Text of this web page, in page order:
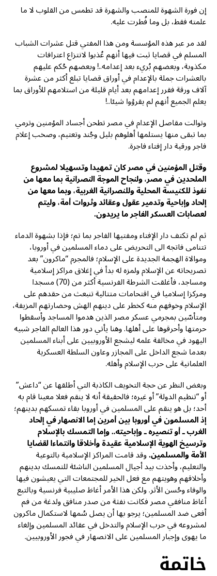
إن فورة الشهوة للمنصب والشهرة قد تطمس من القلوب لا ما
علمته فقط، بل وما فُطرت عليه.
لقد مر عبر هذه المؤسسة ومن هذا المفتي قتل عشرات الشباب
المسلم في قضايا ثبت فيها أنهم عُذبوا لانتزاع اعترافات
مكذوبة، وبعضهم بُريء بعد إعدامه..! وبعضهم حُكم عليهم
بالعشرات جملة بالإعدام في أوراق قضايا تبلغ أكثر من عشرة
آلاف ورقة فقرر إعدامهم بعد أيام قليلة من استلامهم للأوراق بما
يعلم الجميع أنهم لم يقرؤوا شيئا..!
وتوالت مقاصل الإعدام في مصر تطحن أجساد المؤمنين وترمي
بما تبقى منها يستلمها أهلوهم بليل وجُند وتعتيم، وصخب إعلام
فاجر ورقية دار إفتاء فاجرة.
وقتل المؤمنين في مصر كان تمهيدا وتسهيلا لمشروع
الملحدين في مصر، ولنجاح الموجة النصرانية بما معها من
نفوذ للكنيسة المحلية وللنصرانية الغربية، وبما معها من
إلحاد وإباحية وتدمير عقول وعقائد وثروات أمة، وليتم
لعصابات العسكر الفاجر ما يريدون.
ثم لم تكتف دار الإفتاء ومفتيها الفاجر بما تم؛ فإذا بشهوة الدماء
تتنامى فاتجه الى التحريض على دماء المسلمين في أوروبا،
وموالاة الهجمة الجديدة على الإسلام؛ فالمجرم “ماكرون” بعد
تصريحاته عن الإسلام ولمزه له بدأ في إغلاق مراكز إسلامية
ومساجد، فأغلقت الشرطة الفرنسية أكثر من (70) مسجدا
ومركزا إسلاميا في اقتحامات متتالية تنبعث من حقدهم على
الإسلام وخوفهم منه كخطر على دينهم الهش وحضارتهم المزيفة،
ومتأسّين بمجرمي عسكر مصر الذين هدموا المساجد وأسقطوا
حرمتها وأحرقوها على أهلها. وهنا يأتي دور هذا العالم الفاجر شبيه
اليهود في مخالفة علمه ليشجع الأوروبيين على أبناء المسلمين
بعدما شجع الداخل على المجازر وعاون السلطة العسكرية
العلمانية على حرب الإسلام وأهله.
وبغض النظر عن حجة التخويف الكاذبة التي أطلقها عن “داعش”
أو “تنظيم الدولة” أو غيره؛ فالحقيقة أنه لا ينقم فعلا معينا قام به
أحد؛ بل هو ينقم على المسلمين في أوروبا بقاء تمسكهم بدينهم؛
إذ المسلمون في أوروبا بين أمرين إما الانصهار في إلحاد
الغرب ـ أو تنصيره ـ وإباحيته.. وإما التمسك بالإسلام
وترسيخ الهوية الإسلامية عقيدة وأخلاقا وانتماءا لقضايا
الأمة والمسلمين.وقد قامت المراكز الإسلامية بالتوعية
والتعليم، وأخذت بيد أجيال المسلمين الناشئة للتمسك بدينهم
وأخلاقهم وهويتهم مع فعل الخير للمجتمعات التي يعيشون فيها
والوفاء وحُسن الأثر. ولكن هذا الأمر أغاظ صليبية فرنسية وبالتبع
أغاظ منافقي مصر فكانت نفثة من صدر منافق ولدغة من فم
أفعى ضد المسلمين؛ يرجو بها أن يصل سُمها لاستكمال ماكرون
لمشروعه في حرب الإسلام والتدخل في عقائد المسلمين وإلغاء
ما يهوى وإجبار المسلمين على الانصهار في فجور الأوروبيين.
خاتمة